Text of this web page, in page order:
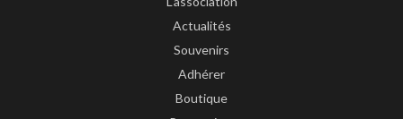
Actualités
Souvenirs
Adhérer
Boutique